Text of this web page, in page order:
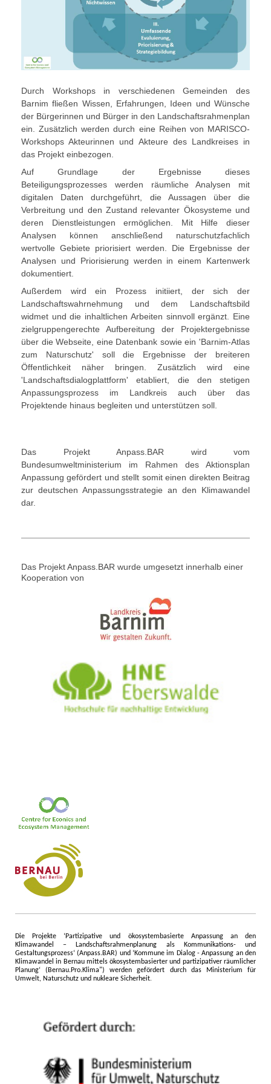
Durch Workshops in verschiedenen Gemeinden des
Barnim fließen Wissen, Erfahrungen, Ideen und Wünsche
der Bürgerinnen und Bürger in den Landschaftsrahmenplan
ein. Zusätzlich werden durch eine Reihen von MARISCO-
Workshops Akteurinnen und Akteure des Landkreises in
das Projekt einbezogen.
Auf Grundlage der Ergebnisse dieses
Beteiligungsprozesses werden räumliche Analysen mit
digitalen Daten durchgeführt, die Aussagen über die
Verbreitung und den Zustand relevanter Ökosysteme und
deren Dienstleistungen ermöglichen. Mit Hilfe dieser
Analysen können anschließend naturschutzfachlich
wertvolle Gebiete priorisiert werden. Die Ergebnisse der
Analysen und Priorisierung werden in einem Kartenwerk
dokumentiert.
Außerdem wird ein Prozess initiiert, der sich der
Landschaftswahrnehmung und dem Landschaftsbild
widmet und die inhaltlichen Arbeiten sinnvoll ergänzt. Eine
zielgruppengerechte Aufbereitung der Projektergebnisse
über die Webseite, eine Datenbank sowie ein 'Barnim-Atlas
zum Naturschutz' soll die Ergebnisse der breiteren
Öffentlichkeit näher bringen. Zusätzlich wird eine
'Landschaftsdialogplattform' etabliert, die den stetigen
Anpassungsprozess im Landkreis auch über das
Projektende hinaus begleiten und unterstützen soll.
Das Projekt Anpass.BAR wird vom
Bundesumweltministerium im Rahmen des Aktionsplan
Anpassung gefördert und stellt somit einen direkten Beitrag
zur deutschen Anpassungsstrategie an den Klimawandel
dar.
Das Projekt Anpass.BAR wurde umgesetzt innerhalb einer
Kooperation von
Die Projekte ‘Partizipative und ökosystembasierte Anpassung an den
Klimawandel – Landschaftsrahmenplanung als Kommunikations- und
Gestaltungsprozess‘ (Anpass.BAR) und ‘Kommune im Dialog - Anpassung an den
Klimawandel in Bernau mittels ökosystembasierter und partizipativer räumlicher
Planung‘ (Bernau.Pro.Klima") werden gefördert durch das Ministerium für
Umwelt, Naturschutz und nukleare Sicherheit.